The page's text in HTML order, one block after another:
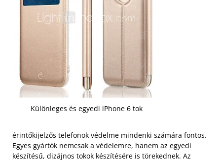
Különleges és egyedi iPhone 6 tok
érintőkijelzős telefonok védelme mindenki számára fontos.
Egyes gyártók nemcsak a védelemre, hanem az egyedi
készítésű, dizájnos tokok készítésére is törekednek. Az